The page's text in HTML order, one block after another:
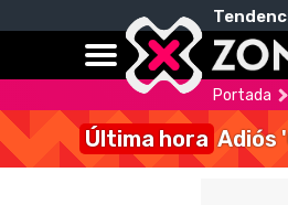
Portada
Última hora Adiós